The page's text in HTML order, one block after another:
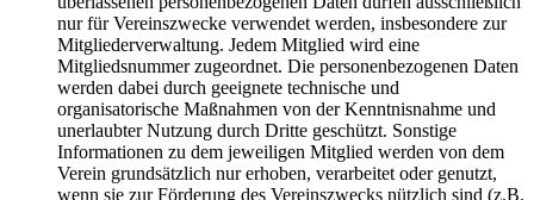
nur für Vereinszwecke verwendet werden, insbesondere zur
Mitgliederverwaltung. Jedem Mitglied wird eine
Mitgliedsnummer zugeordnet. Die personenbezogenen Daten
werden dabei durch geeignete technische und
organisatorische Maßnahmen von der Kenntnisnahme und
unerlaubter Nutzung durch Dritte geschützt. Sonstige
Informationen zu dem jeweiligen Mitglied werden von dem
Verein grundsätzlich nur erhoben, verarbeitet oder genutzt,
wenn sie zur Förderung des Vereinszwecks nützlich sind (z.B.